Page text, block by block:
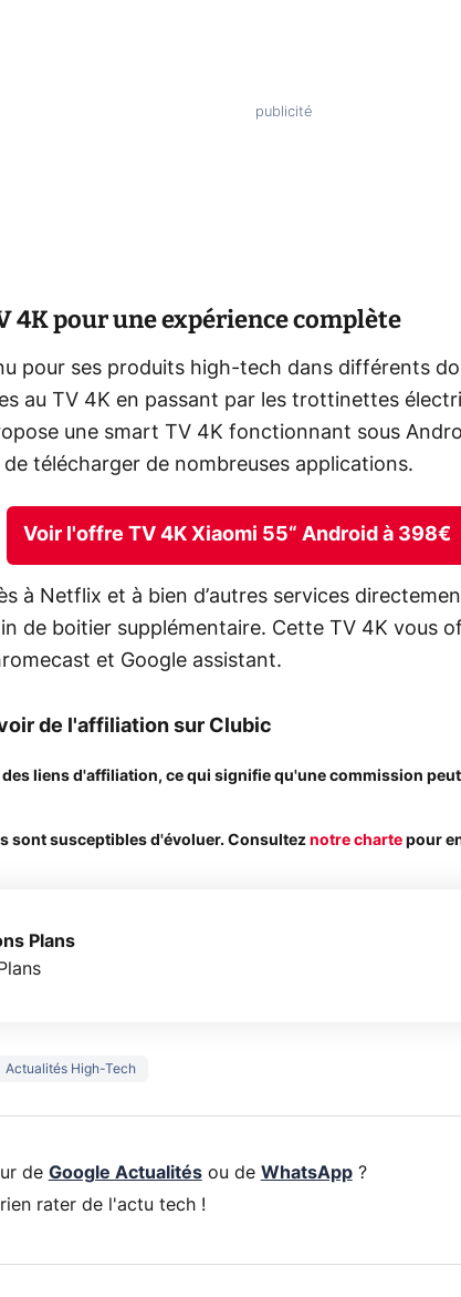
4K pour une expérience complète
pour ses produits high-tech dans différents
au TV 4K en passant par les trottinettes
une smart TV 4K fonctionnant sous
télécharger de nombreuses applications.
Voir l'offre TV 4K Xiaomi 55“ Android à 398€
à Netflix et à bien d’autres services
de boitier supplémentaire. Cette TV 4K vous
et Google assistant.
de l'affiliation sur Clubic
liens d'affiliation, ce qui signifie qu'une commission
sont susceptibles d'évoluer. Consultez notre charte pour
Plans
Actualités High-Tech
de Google Actualitésou de WhatsApp?
rater de l'actu tech !